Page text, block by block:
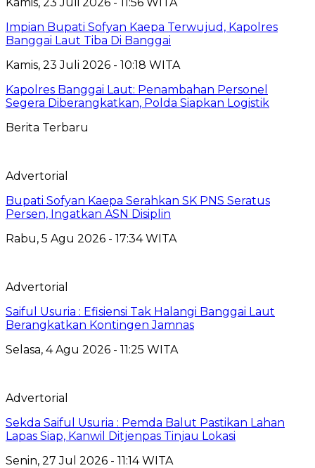
Impian Bupati Sofyan Kaepa Terwujud, Kapolres
Banggai Laut Tiba Di Banggai
Kamis, 23 Juli 2026 - 10:18 WITA
Kapolres Banggai Laut: Penambahan Personel
Segera Diberangkatkan, Polda Siapkan Logistik
Berita Terbaru
Advertorial
Bupati Sofyan Kaepa Serahkan SK PNS Seratus
Persen, Ingatkan ASN Disiplin
Rabu, 5 Agu 2026 - 17:34 WITA
Advertorial
Saiful Usuria : Efisiensi Tak Halangi Banggai Laut
Berangkatkan Kontingen Jamnas
Selasa, 4 Agu 2026 - 11:25 WITA
Advertorial
Sekda Saiful Usuria : Pemda Balut Pastikan Lahan
Lapas Siap, Kanwil Ditjenpas Tinjau Lokasi
Senin, 27 Jul 2026 - 11:14 WITA